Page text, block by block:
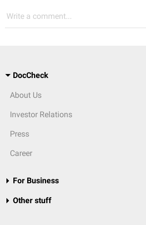
Write a comment...
DocCheck
About Us
Investor Relations
Press
Career
For Business
Other stuff